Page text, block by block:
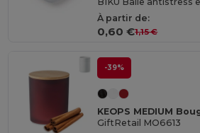
À partir de:
0,60 €1,15 €
-39%
GiftRetail MO6613